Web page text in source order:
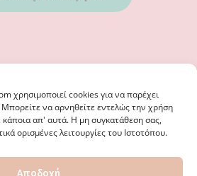
χρησιμοποιεί cookies για να παρέχει
Μπορείτε να αρνηθείτε εντελώς την χρήση
απ' αυτά. Η μη συγκατάθεση σας,
ορισμένες λειτουργίες του Ιστοτόπου.
Αποδοχή